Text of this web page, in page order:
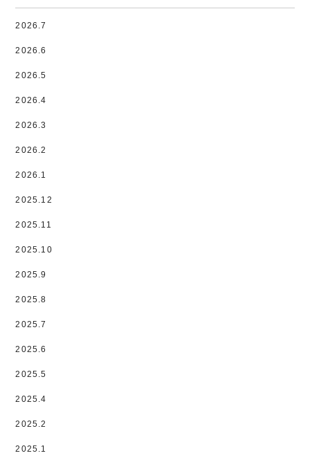
2026.7
2026.6
2026.5
2026.4
2026.3
2026.2
2026.1
2025.12
2025.11
2025.10
2025.9
2025.8
2025.7
2025.6
2025.5
2025.4
2025.2
2025.1